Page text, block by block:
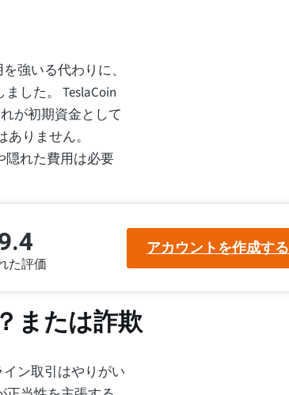
強いる代わりに、
した。 TeslaCoin
が初期資金として
りません。
隠れた費用は必要
た評価
アカウントを作成する
または詐欺
ン取引はやりがい